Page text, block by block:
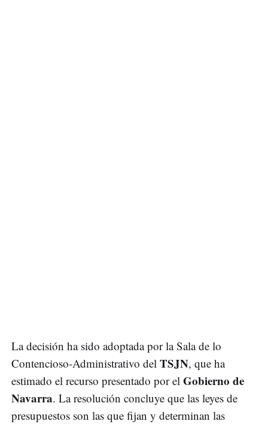
La decisión ha sido adoptada por la Sala de lo
Contencioso-Administrativo del TSJN, que ha
estimado el recurso presentado por el Gobierno de
Navarra. La resolución concluye que las leyes de
presupuestos son las que fijan y determinan las